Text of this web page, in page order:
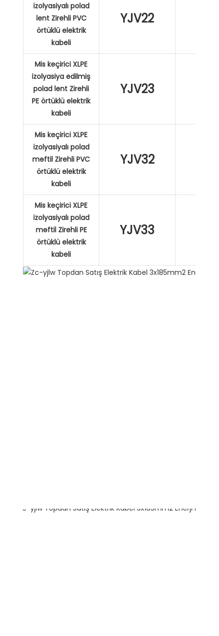
izolyasiyalı polad
lent Zirehli PVC
örtüklü elektrik
kabeli
YJV22
Mis keçirici XLPE
izolyasiya edilmiş
polad lent Zirehli
PE örtüklü elektrik
kabeli
YJV23
Mis keçirici XLPE
izolyasiyalı polad
məftil Zirehli PVC
örtüklü elektrik
kabeli
YJV32
Mis keçirici XLPE
izolyasiyalı polad
məftil Zirehli PE
örtüklü elektrik
kabeli
YJV33